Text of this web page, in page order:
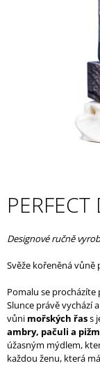
PERFECT
Designové ručně
Svěže kořeněná
Pomalu se
Slunce právě vychází
vůni mořských řass
ambry, pačuli a
úžasným mýdlem,
každou ženu, která
O
P
O
R
U
Č
U
J
E
M
E